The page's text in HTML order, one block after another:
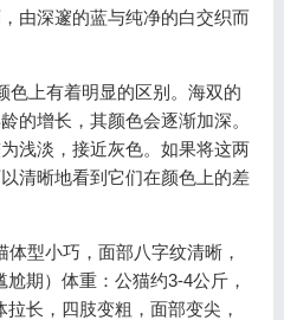
由深邃的蓝与纯净的白交织而
色上有着明显的区别。海双的
的增长，其颜色会逐渐加深。
浅淡，接近灰色。如果将这两
清晰地看到它们在颜色上的差
型小巧，面部八字纹清晰，
期）体重：公猫约3-4公斤，
长，四肢变粗，面部变尖，